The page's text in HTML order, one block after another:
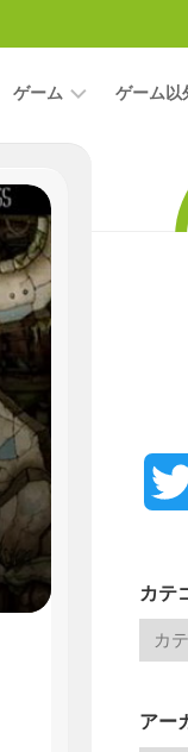
ゲーム
ビ
ュ
ー
攻
略
ニ
ス
プ
レ
日
ゲーム以
カテ
アー